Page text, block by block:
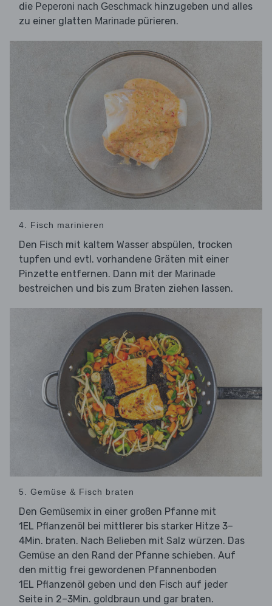
die Peperoni nach Geschmack hinzugeben und alles
zu einer glatten Marinade pürieren.
4. Fisch marinieren
Den Fisch mit kaltem Wasser abspülen, trocken
tupfen und evtl. vorhandene Gräten mit einer
Pinzette entfernen. Dann mit der Marinade
bestreichen und bis zum Braten ziehen lassen.
5. Gemüse & Fisch braten
Den Gemüsemix in einer großen Pfanne mit
1EL Pflanzenöl bei mittlerer bis starker Hitze 3–
4Min. braten. Nach Belieben mit Salz würzen. Das
Gemüse an den Rand der Pfanne schieben. Auf
den mittig frei gewordenen Pfannenboden
1EL Pflanzenöl geben und den Fisch auf jeder
Seite in 2–3Min. goldbraun und gar braten.